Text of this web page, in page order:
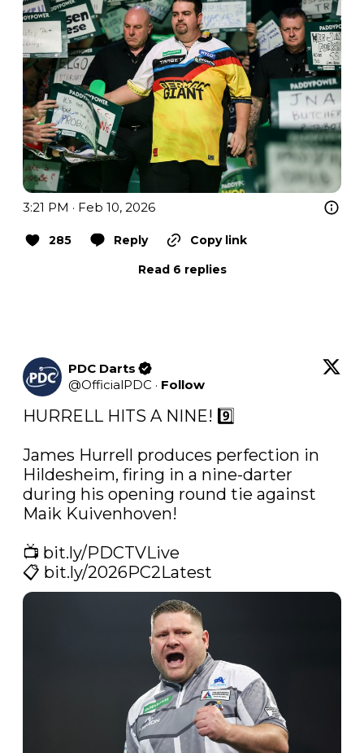
3:21 PM · Feb 10, 2026
285 Reply
Copy link
Read 6 replies
PDC Darts
@OfficialPDC · Follow
HURRELL HITS A NINE! 9️⃣
James Hurrell produces perfection in
Hildesheim, firing in a nine-darter
during his opening round tie against
Maik Kuivenhoven!
📺 bit.ly/PDCTVLive
📋 bit.ly/2026PC2Latest